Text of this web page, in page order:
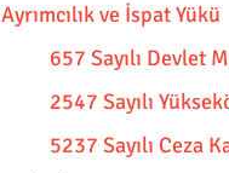
Ayrımcılık ve İspat Yükü
657 Sayılı Devlet
2547 Sayılı
5237 Sayılı Ceza